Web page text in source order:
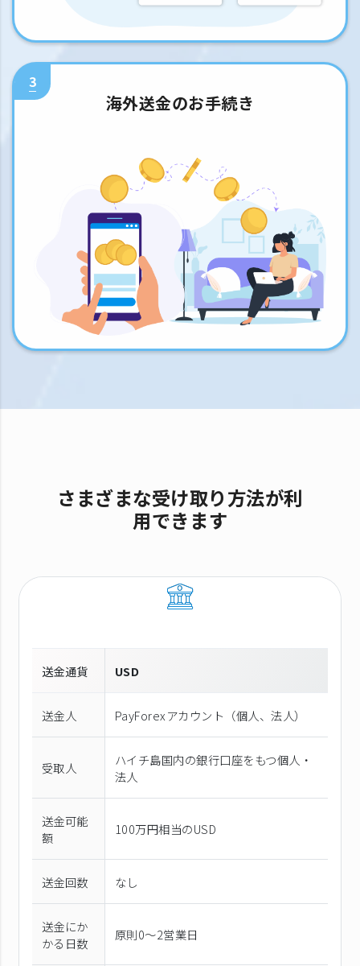
3
海外送金のお手続き
さまざまな受け取り方法が利
用できます
送金通貨 USD
送金人 PayForexアカウント（個⼈、法⼈）
受取人
ハイチ島国内の銀行口座をもつ個人・
法人
送金可能
額
100万円相当のUSD
送金回数 なし
送金にか
かる日数
原則0〜2営業日